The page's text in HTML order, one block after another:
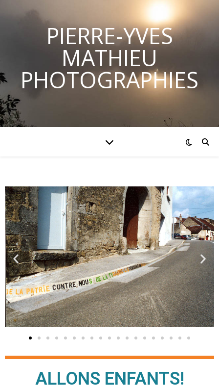
PIERRE-YVES
MATHIEU
PHOTOGRAPHIES
ALLONS ENFANTS!